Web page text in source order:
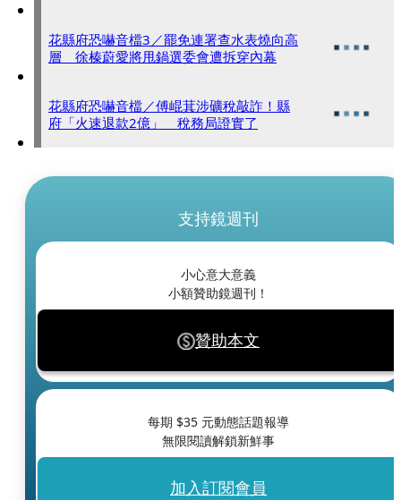
花縣府恐嚇音檔3／罷免連署查水表燒向高
層 徐榛蔚愛將甩鍋選委會遭拆穿內幕
花縣府恐嚇音檔／傅崐萁涉礦稅敲詐！縣
府「火速退款2億」 稅務局證實了
支持鏡週刊
小心意大意義
小額贊助鏡週刊！
贊助本文
每期 $35 元動態話題報導
無限閱讀解鎖新鮮事
加入訂閱會員